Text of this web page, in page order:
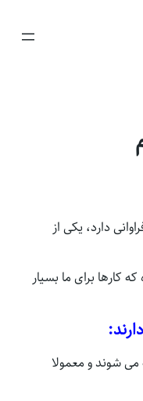
دارد، یکی از
کارها برای ما بسیار
می شوند و معمولا